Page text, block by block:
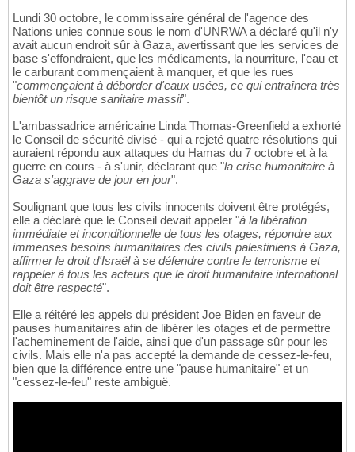
Lundi 30 octobre, le commissaire général de l'agence des
Nations unies connue sous le nom d'UNRWA a déclaré qu'il n'y
avait aucun endroit sûr à Gaza, avertissant que les services de
base s'effondraient, que les médicaments, la nourriture, l'eau et
le carburant commençaient à manquer, et que les rues
"commençaient à déborder d'eaux usées, ce qui entraînera très
bientôt un risque sanitaire massif".
L'ambassadrice américaine Linda Thomas-Greenfield a exhorté
le Conseil de sécurité divisé - qui a rejeté quatre résolutions qui
auraient répondu aux attaques du Hamas du 7 octobre et à la
guerre en cours - à s'unir, déclarant que "la crise humanitaire à
Gaza s'aggrave de jour en jour".
Soulignant que tous les civils innocents doivent être protégés,
elle a déclaré que le Conseil devait appeler "à la libération
immédiate et inconditionnelle de tous les otages, répondre aux
immenses besoins humanitaires des civils palestiniens à Gaza,
affirmer le droit d'Israël à se défendre contre le terrorisme et
rappeler à tous les acteurs que le droit humanitaire international
doit être respecté".
Elle a réitéré les appels du président Joe Biden en faveur de
pauses humanitaires afin de libérer les otages et de permettre
l'acheminement de l'aide, ainsi que d'un passage sûr pour les
civils. Mais elle n'a pas accepté la demande de cessez-le-feu,
bien que la différence entre une "pause humanitaire" et un
"cessez-le-feu" reste ambiguë.